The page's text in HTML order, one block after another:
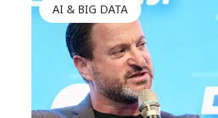
AI & BIG DATA